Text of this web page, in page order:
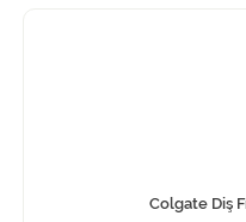
Colgate Diş